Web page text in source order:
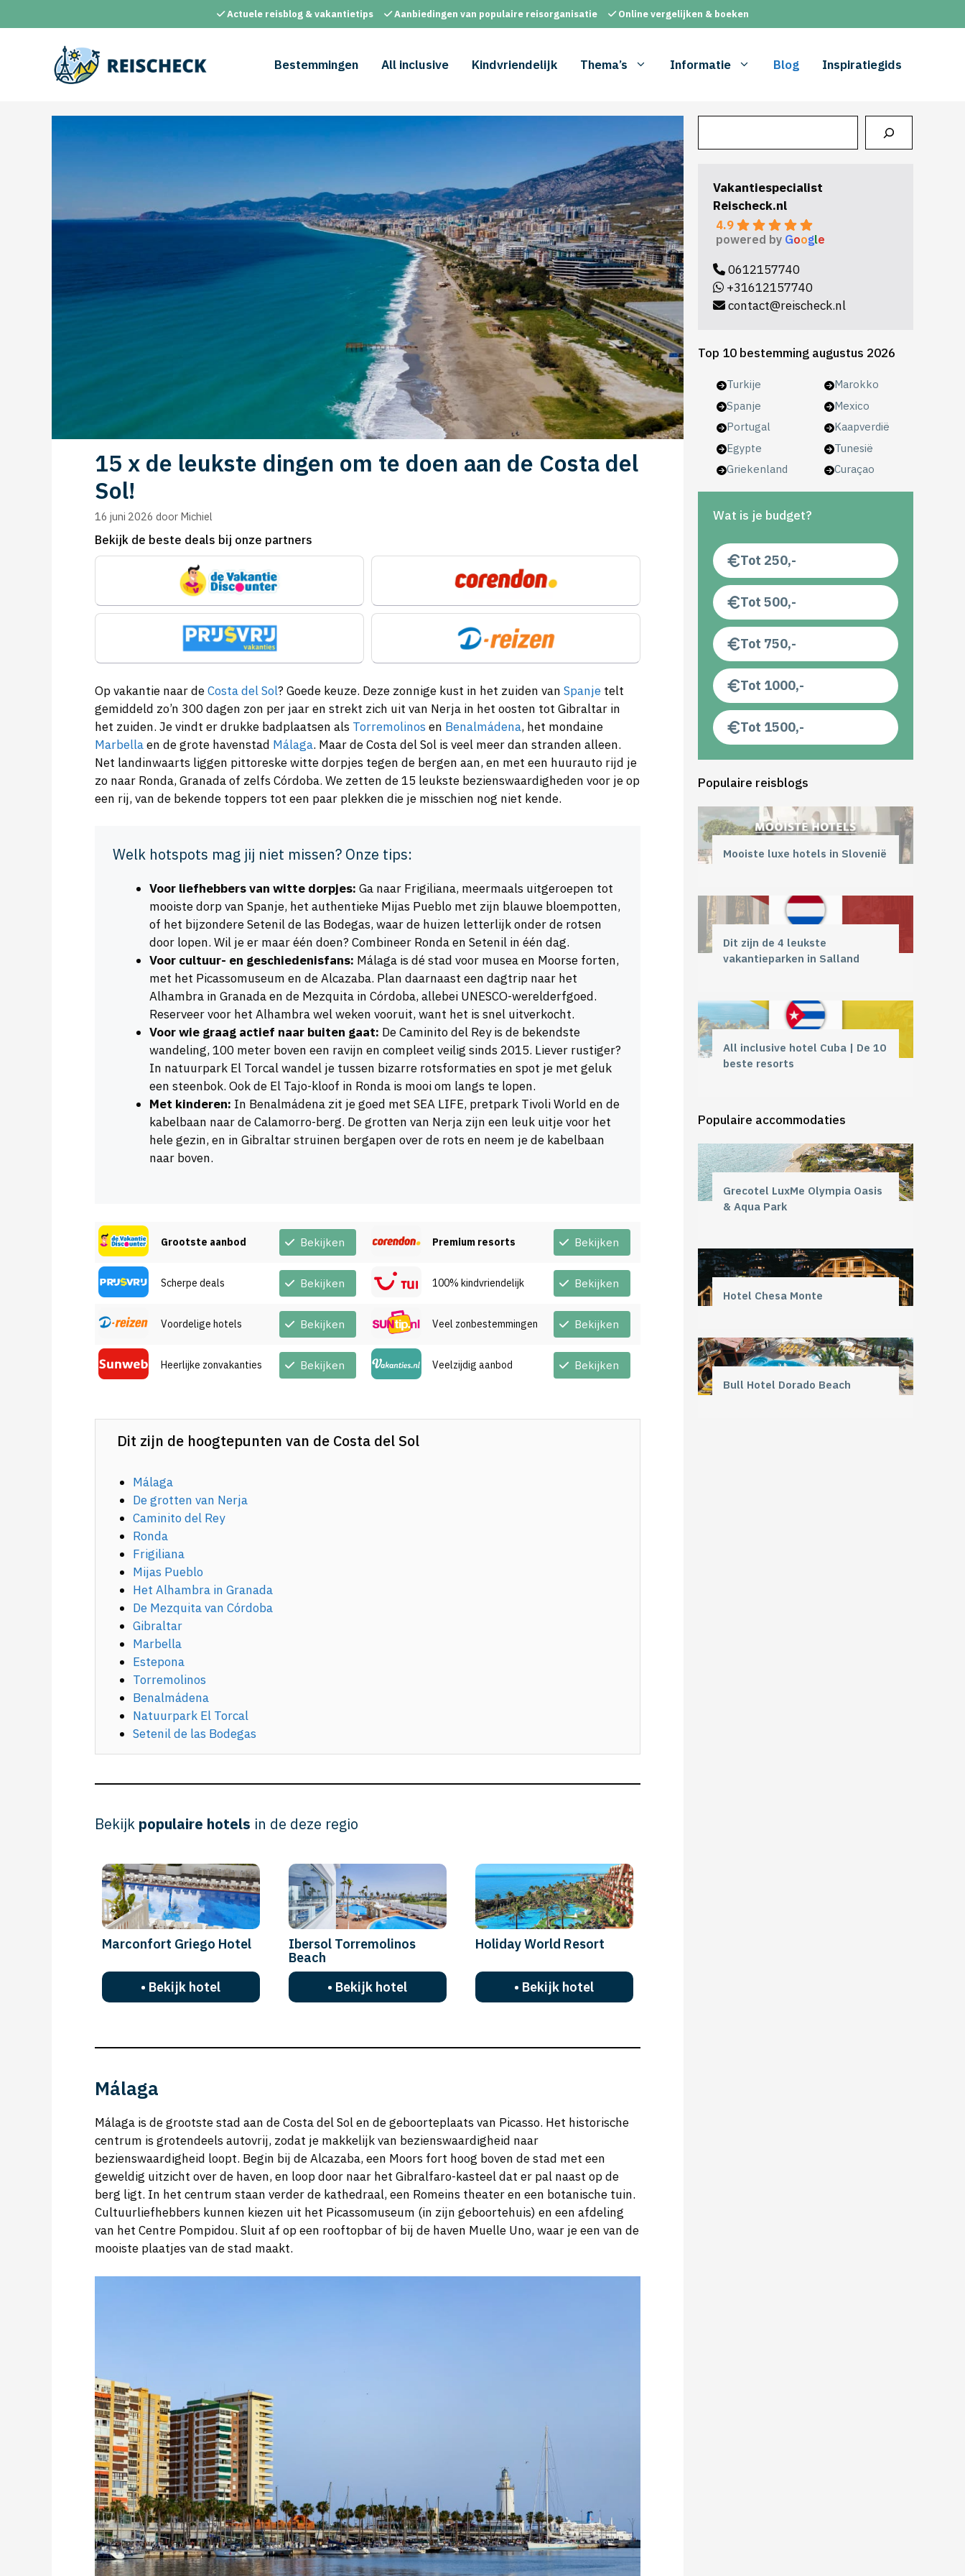
naar
Actuele reisblog & vakantietips Aanbiedingen van populaire reisorganisatie Online vergelijken & boeken
Bestemmingen All inclusive Kindvriendelijk Thema’s Informatie Blog Inspiratiegids
15 x de leukste dingen om te doen aan de Costa del
Sol!
16 juni 2026 door Michiel
Bekijk de beste deals bij onze partners
Op vakantie naar deCosta del Sol? Goede keuze. Deze zonnige kust in het zuiden van Spanje telt
gemiddeld zo’n 300 dagen zon per jaar en strekt zich uit van Nerja in het oosten tot Gibraltar in
het zuiden. Je vindt er drukke badplaatsen als Torremolinos en Benalmádena, het mondaine
Marbellaen de grote havenstad Málaga. Maar de Costa del Sol is veel meer dan stranden alleen.
Net landinwaarts liggen pittoreske witte dorpjes tegen de bergen aan, en met een huurauto rijd je
zo naar Ronda, Granada of zelfs Córdoba. We zetten de 15 leukste bezienswaardigheden voor je op
een rij, van de bekende toppers tot een paar plekken die je misschien nog niet kende.
Welk hotspots mag jij niet missen? Onze tips:
Voor liefhebbers van witte dorpjes: Ga naar Frigiliana, meermaals uitgeroepen tot
mooiste dorp van Spanje, het authentieke Mijas Pueblo met zijn blauwe bloempotten,
of het bijzondere Setenil de las Bodegas, waar de huizen letterlijk onder de rotsen
door lopen. Wil je er maar één doen? Combineer Ronda en Setenil in één dag.
Voor cultuur- en geschiedenisfans: Málaga is dé stad voor musea en Moorse forten,
met het Picassomuseum en de Alcazaba. Plan daarnaast een dagtrip naar het
Alhambra in Granada en de Mezquita in Córdoba, allebei UNESCO-werelderfgoed.
Reserveer voor het Alhambra wel weken vooruit, want het is snel uitverkocht.
Voor wie graag actief naar buiten gaat: De Caminito del Rey is de bekendste
wandeling, 100 meter boven een ravijn en compleet veilig sinds 2015. Liever rustiger?
In natuurpark El Torcal wandel je tussen bizarre rotsformaties en spot je met geluk
een steenbok. Ook de El Tajo-kloof in Ronda is mooi om langs te lopen.
Met kinderen: In Benalmádena zit je goed met SEA LIFE, pretpark Tivoli World en de
kabelbaan naar de Calamorro-berg. De grotten van Nerja zijn een leuk uitje voor het
hele gezin, en in Gibraltar struinen bergapen over de rots en neem je de kabelbaan
naar boven.
Grootste aanbod Bekijken
Scherpe deals Bekijken
Voordelige hotels Bekijken
Heerlijke zonvakanties Bekijken
Premium resorts Bekijken
100% kindvriendelijk Bekijken
Veel zonbestemmingen Bekijken
Veelzijdig aanbod Bekijken
Dit zijn de hoogtepunten van de Costa del Sol
Málaga
De grotten van Nerja
Caminito del Rey
Ronda
Frigiliana
Mijas Pueblo
Het Alhambra in Granada
De Mezquita van Córdoba
Gibraltar
Marbella
Estepona
Torremolinos
Benalmádena
Natuurpark El Torcal
Setenil de las Bodegas
Bekijk populaire hotels in de deze regio
Marconfort Griego Hotel
• Bekijk hotel
Ibersol Torremolinos
Beach
• Bekijk hotel
Holiday World Resort
• Bekijk hotel
Málaga
Málaga is de grootste stad aan de Costa del Sol en de geboorteplaats van Picasso. Het historische
centrum is grotendeels autovrij, zodat je makkelijk van bezienswaardigheid naar
bezienswaardigheid loopt. Begin bij de Alcazaba, een Moors fort hoog boven de stad met een
geweldig uitzicht over de haven, en loop door naar het Gibralfaro-kasteel dat er pal naast op de
berg ligt. In het centrum staan verder de kathedraal, een Romeins theater en een botanische tuin.
Cultuurliefhebbers kunnen kiezen uit het Picassomuseum (in zijn geboortehuis) en een afdeling
van het Centre Pompidou. Sluit af op een rooftopbar of bij de haven Muelle Uno, waar je een van de
mooiste plaatjes van de stad maakt.
Vakantiespecialist
Reischeck.nl
4.9
powered by Google
0612157740
+31612157740
contact@reischeck.nl
Top 10 bestemming augustus 2026
Turkije
Spanje
Portugal
Egypte
Griekenland
Marokko
Mexico
Kaapverdië
Tunesië
Curaçao
Wat is je budget?
Tot 250,-
Tot 500,-
Tot 750,-
Tot 1000,-
Tot 1500,-
Populaire reisblogs
Mooiste luxe hotels in Slovenië
Dit zijn de 4 leukste
vakantieparken in Salland
All inclusive hotel Cuba | De 10
beste resorts
Populaire accommodaties
Grecotel LuxMe Olympia Oasis
& Aqua Park
Hotel Chesa Monte
Bull Hotel Dorado Beach